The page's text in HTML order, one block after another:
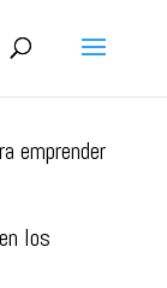
emprender
los